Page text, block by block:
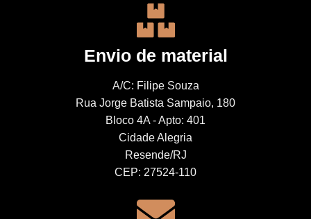
Envio de material
A/C: Filipe Souza
Rua Jorge Batista Sampaio, 180
Bloco 4A - Apto: 401
Cidade Alegria
Resende/RJ
CEP: 27524-110